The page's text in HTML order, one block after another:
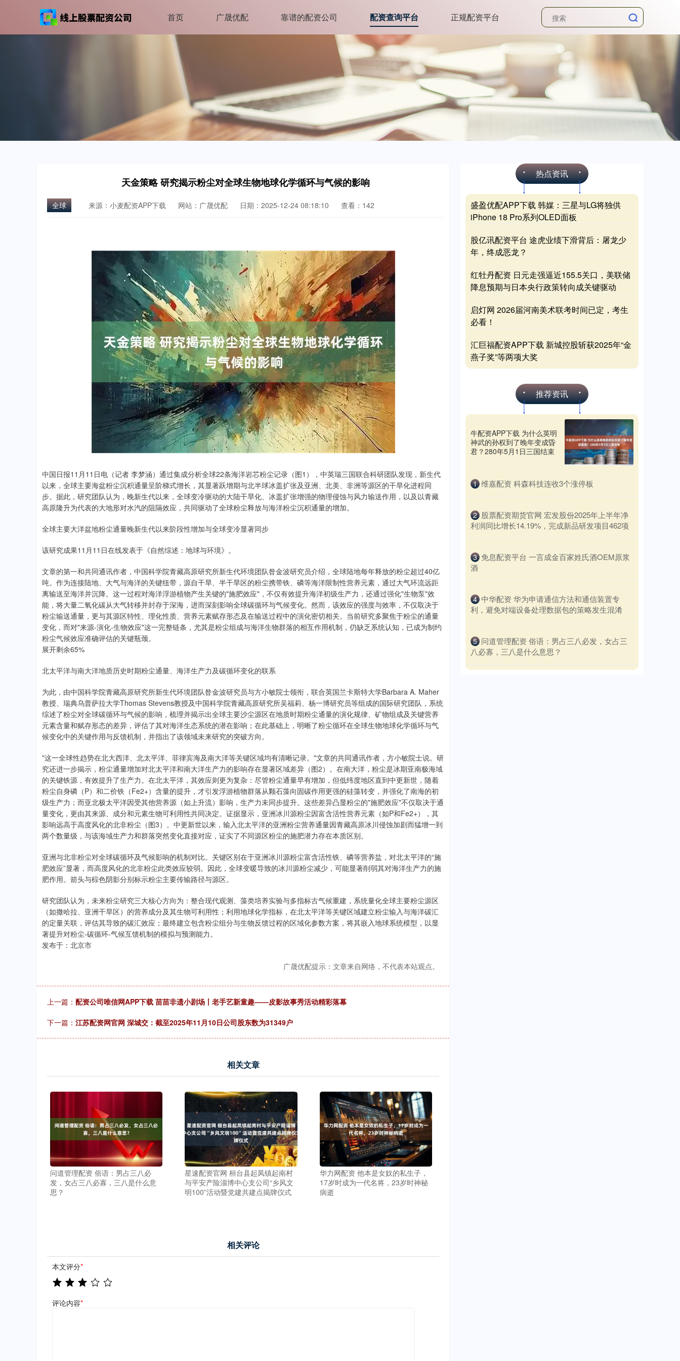
首页 广晟优配 靠谱的配资公司 配资查询平台 正规配资平台
天金策略 研究揭示粉尘对全球生物地球化学循环与气候的影响
全球 来源：小麦配资APP下载 网站：广晟优配 日期：2025-12-24 08:18:10 查看：142
中国日报11月11日电（记者 李梦涵）通过集成分析全球22条海洋岩芯粉尘记录（图1），中英瑞三国联合科研团队发现，新生代
以来，全球主要海盆粉尘沉积通量呈阶梯式增长，其显著跃增期与北半球冰盖扩张及亚洲、北美、非洲等源区的干旱化进程同
步。据此，研究团队认为，晚新生代以来，全球变冷驱动的大陆干旱化、冰盖扩张增强的物理侵蚀与风力输送作用，以及以青藏
高原隆升为代表的大地形对水汽的阻隔效应，共同驱动了全球粉尘释放与海洋粉尘沉积通量的增加。
全球主要大洋盆地粉尘通量晚新生代以来阶段性增加与全球变冷显著同步
该研究成果11月11日在线发表于《自然综述：地球与环境》。
文章的第一和共同通讯作者，中国科学院青藏高原研究所新生代环境团队昝金波研究员介绍，全球陆地每年释放的粉尘超过40亿
吨。作为连接陆地、大气与海洋的关键纽带，源自干旱、半干旱区的粉尘携带铁、磷等海洋限制性营养元素，通过大气环流远距
离输送至海洋并沉降。这一过程对海洋浮游植物产生关键的"施肥效应"，不仅有效提升海洋初级生产力，还通过强化"生物泵"效
能，将大量二氧化碳从大气转移并封存于深海，进而深刻影响全球碳循环与气候变化。然而，该效应的强度与效率，不仅取决于
粉尘输送通量，更与其源区特性、理化性质、营养元素赋存形态及在输送过程中的演化密切相关。当前研究多聚焦于粉尘的通量
变化，而对"来源-演化-生物效应"这一完整链条，尤其是粉尘组成与海洋生物群落的相互作用机制，仍缺乏系统认知，已成为制约
粉尘气候效应准确评估的关键瓶颈。
展开剩余65%
北太平洋与南大洋地质历史时期粉尘通量、海洋生产力及碳循环变化的联系
为此，由中国科学院青藏高原研究所新生代环境团队昝金波研究员与方小敏院士领衔，联合英国兰卡斯特大学Barbara A. Maher
教授、瑞典乌普萨拉大学Thomas Stevens教授及中国科学院青藏高原研究所吴福莉、杨一博研究员等组成的国际研究团队，系统
综述了粉尘对全球碳循环与气候的影响，梳理并揭示出全球主要沙尘源区在地质时期粉尘通量的演化规律、矿物组成及关键营养
元素含量和赋存形态的差异，评估了其对海洋生态系统的潜在影响；在此基础上，明晰了粉尘循环在全球生物地球化学循环与气
候变化中的关键作用与反馈机制，并指出了该领域未来研究的突破方向。
"这一全球性趋势在北大西洋、北太平洋、菲律宾海及南大洋等关键区域均有清晰记录。"文章的共同通讯作者，方小敏院士说。研
究还进一步揭示，粉尘通量增加对北太平洋和南大洋生产力的影响存在显著区域差异（图2）。在南大洋，粉尘是冰期亚南极海域
的关键铁源，有效提升了生产力。在北太平洋，其效应则更为复杂：尽管粉尘通量早有增加，但低纬度地区直到中更新世，随着
粉尘自身磷（P）和二价铁（Fe2+）含量的提升，才引发浮游植物群落从颗石藻向固碳作用更强的硅藻转变，并强化了南海的初
级生产力；而亚北极太平洋因受其他营养源（如上升流）影响，生产力未同步提升。这些差异凸显粉尘的"施肥效应"不仅取决于通
量变化，更由其来源、成分和元素生物可利用性共同决定。证据显示，亚洲冰川源粉尘因富含活性营养元素（如P和Fe2+），其
影响远高于高度风化的北非粉尘（图3）。中更新世以来，输入北太平洋的亚洲粉尘营养通量因青藏高原冰川侵蚀加剧而猛增一到
两个数量级，与该海域生产力和群落突然变化直接对应，证实了不同源区粉尘的施肥潜力存在本质区别。
亚洲与北非粉尘对全球碳循环及气候影响的机制对比。关键区别在于亚洲冰川源粉尘富含活性铁、磷等营养盐，对北太平洋的“施
肥效应”显著，而高度风化的北非粉尘此类效应较弱。因此，全球变暖导致的冰川源粉尘减少，可能显著削弱其对海洋生产力的施
肥作用。箭头与棕色阴影分别标示粉尘主要传输路径与源区。
研究团队认为，未来粉尘研究三大核心方向为：整合现代观测、藻类培养实验与多指标古气候重建，系统量化全球主要粉尘源区
（如撒哈拉、亚洲干旱区）的营养成分及其生物可利用性；利用地球化学指标，在北太平洋等关键区域建立粉尘输入与海洋碳汇
的定量关联，评估其导致的碳汇效应；最终建立包含粉尘组分与生物反馈过程的区域化参数方案，将其嵌入地球系统模型，以显
著提升对粉尘-碳循环-气候互馈机制的模拟与预测能力。
发布于：北京市
广晟优配提示：文章来自网络，不代表本站观点。
上一篇： 配资公司唯信网APP下载 苗苗非遗小剧场丨老手艺新童趣——皮影故事秀活动精彩落幕
下一篇： 江苏配资网官网 深城交：截至2025年11月10日公司股东数为31349户
相关文章
问道管理配资 俗语：男占三八必
发，女占三八必寡，三八是什么意
思？
星速配资官网 桓台县起凤镇起南村
与平安产险淄博中心支公司“乡风文
明100”活动暨党建共建点揭牌仪式
华力网配资 他本是女奴的私生子，
17岁时成为一代名将，23岁时神秘
病逝
相关评论
本文评分*
评论内容*
热点资讯
盛盈优配APP下载 韩媒：三星与LG将独供
iPhone 18 Pro系列OLED面板
股亿讯配资平台 途虎业绩下滑背后：屠龙少
年，终成恶龙？
红牡丹配资 日元走强逼近155.5关口，美联储
降息预期与日本央行政策转向成关键驱动
启灯网 2026届河南美术联考时间已定，考生
必看！
汇巨福配资APP下载 新城控股斩获2025年“金
燕子奖”等两项大奖
推荐资讯
牛配资APP下载 为什么英明
神武的孙权到了晚年变成昏
君？280年5月1日三国结束
1 ​维嘉配资 科森科技连收3个涨停板
2 ​股票配资期货官网 宏发股份2025年上半年净
利润同比增长14.19%，完成新品研发项目462项
3 ​免息配资平台 一言成金百家姓氏酒OEM原浆
酒
4 ​中华配资 华为申请通信方法和通信装置专
利，避免对端设备处理数据包的策略发生混淆
5 ​问道管理配资 俗语：男占三八必发，女占三
八必寡，三八是什么意思？